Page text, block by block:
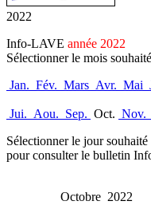
2022
Info-LAVE année 2022
Sélectionner le mois souhaité
Jan. Fév. Mars Avr. Mai
Jui. Aou. Sep. Oct. Nov.
Sélectionner le jour souhaité
pour consulter le bulletin
Octobre